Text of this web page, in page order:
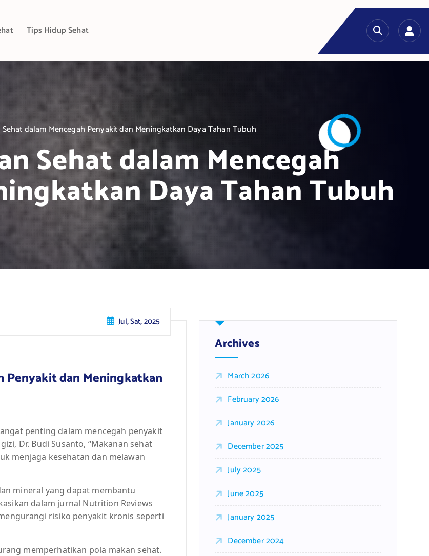
Tips Hidup Sehat
dalam Mencegah Penyakit dan Meningkatkan Daya Tahan Tubuh
Sehat dalam Mencegah
Daya Tahan Tubuh
Jul, Sat, 2025
Penyakit dan Meningkatkan
penting dalam mencegah penyakit
Dr. Budi Susanto, “Makanan sehat
menjaga kesehatan dan melawan
mineral yang dapat membantu
dalam jurnal Nutrition Reviews
risiko penyakit kronis seperti
memperhatikan pola makan sehat.
Archives
March 2026
February 2026
January 2026
December 2025
July 2025
June 2025
January 2025
December 2024